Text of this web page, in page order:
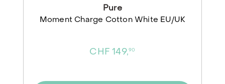
Pure
Moment Charge Cotton White EU/UK
CHF 149,90